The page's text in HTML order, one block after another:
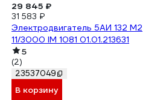
29 845 ₽
31 583 ₽
Электродвигатель 5АИ 132 М2
11/3000 IM 1081 01.01.213631
5
(2)
23537049
В корзину